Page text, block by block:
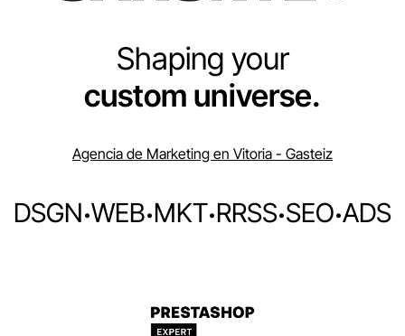
Shaping your
custom universe.
Agencia de Marketing en Vitoria - Gasteiz
DSGN·WEB·MKT·RRSS·SEO·ADS